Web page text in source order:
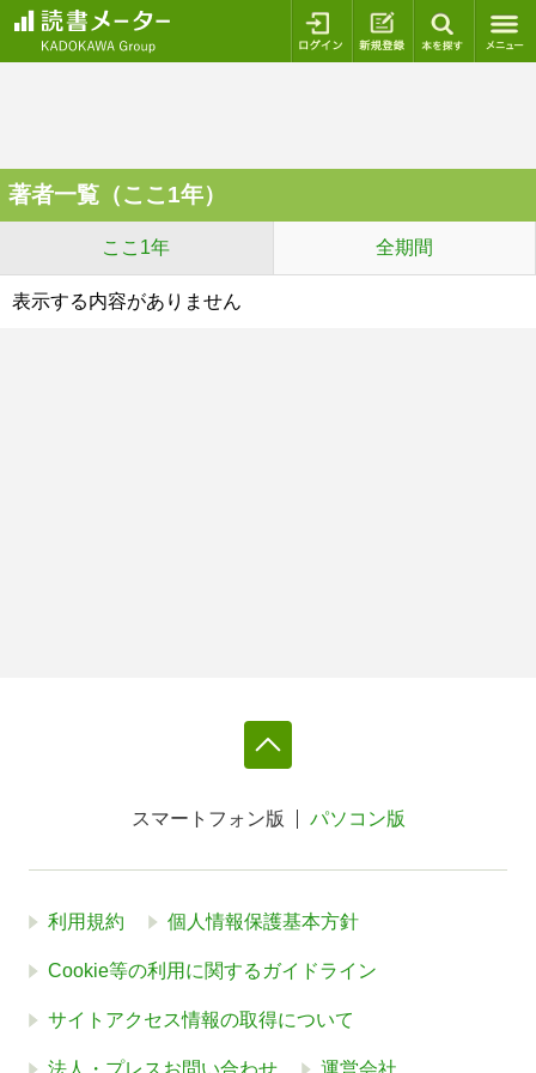
ログイン 新規登録
著者一覧（ここ1年）
ここ1年 全期間
表示する内容がありません
スマートフォン版 パソコン版
利用規約 個人情報保護基本方針
Cookie等の利用に関するガイドライン
サイトアクセス情報の取得について
法人・プレスお問い合わせ 運営会社